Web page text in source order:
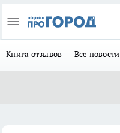
Книга отзывов Все новости